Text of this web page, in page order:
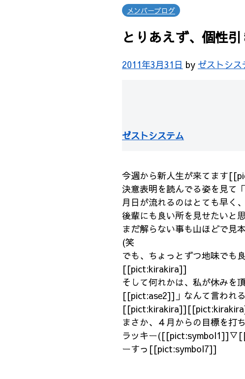
メンバーブログ
とりあえず、個性
2011年3月31日 by ゼストシス
ゼストシステム
今週から新人生が来てます
決意表明を読んでる姿を見て
月日が流れるのはとても早
後輩にも良い所を見せたいと
まだ解らない事も山ほどで
(笑
でも、ちょっとずつ地味で
[[pict:kirakira]]
そして何れかは、私が休みを
[[pict:ase2]]」なんて言われ
まさか、４月からの目標を
ラッキー
ーすっ[[pict:symbol7]]